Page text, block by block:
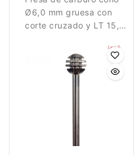
Ø6,0 mm gruesa con
corte cruzado y LT 15,0
eliminación rápida de